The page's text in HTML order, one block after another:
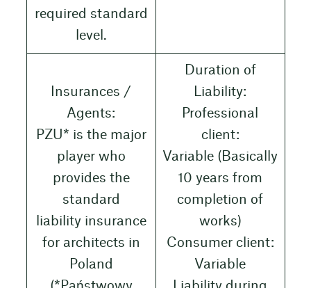
required standard
level.
Insurances /
Agents:
PZU* is the major
player who
provides the
standard
liability insurance
for architects in
Poland
Duration of
Liability:
Professional
client:
Variable (Basically
10 years from
completion of
works)
Consumer client:
Variable